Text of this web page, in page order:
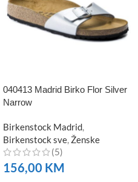
040413 Madrid Birko Flor Silver
Narrow
Birkenstock Madrid,
Birkenstock sve, Ženske
(5)
156,00 KM